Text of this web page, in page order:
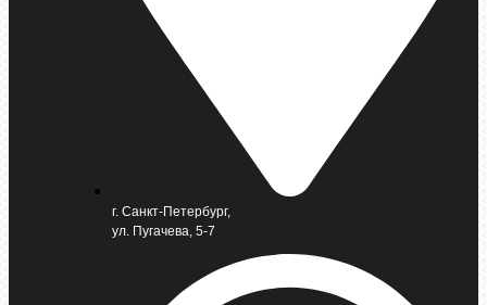
г. Санкт-Петербург,
ул. Пугачева, 5-7